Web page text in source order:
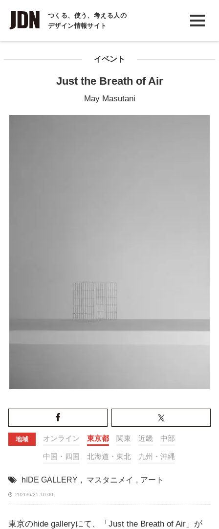
つくる、使う、考える人の
デザイン情報サイト
INTERVIEW
インタビュー
イベント
Just the Breath of Air
May Masutani
地域 オンライン 東京都 関東 近畿 中部
中国・四国 北海道・東北 九州・沖縄
hIDE GALLERY , マスタニメイ , アート
2026/6/25 10:00
東京のhide galleryにて、「Just the Breath of Air」が